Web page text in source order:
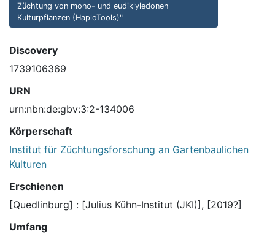
Züchtung von mono- und eudiklyledonen
Kulturpflanzen (HaploTools)"
Discovery
1739106369
URN
urn:nbn:de:gbv:3:2-134006
Körperschaft
Institut für Züchtungsforschung an Gartenbaulichen
Kulturen
Erschienen
[Quedlinburg] : [Julius Kühn-Institut (JKI)], [2019?]
Umfang